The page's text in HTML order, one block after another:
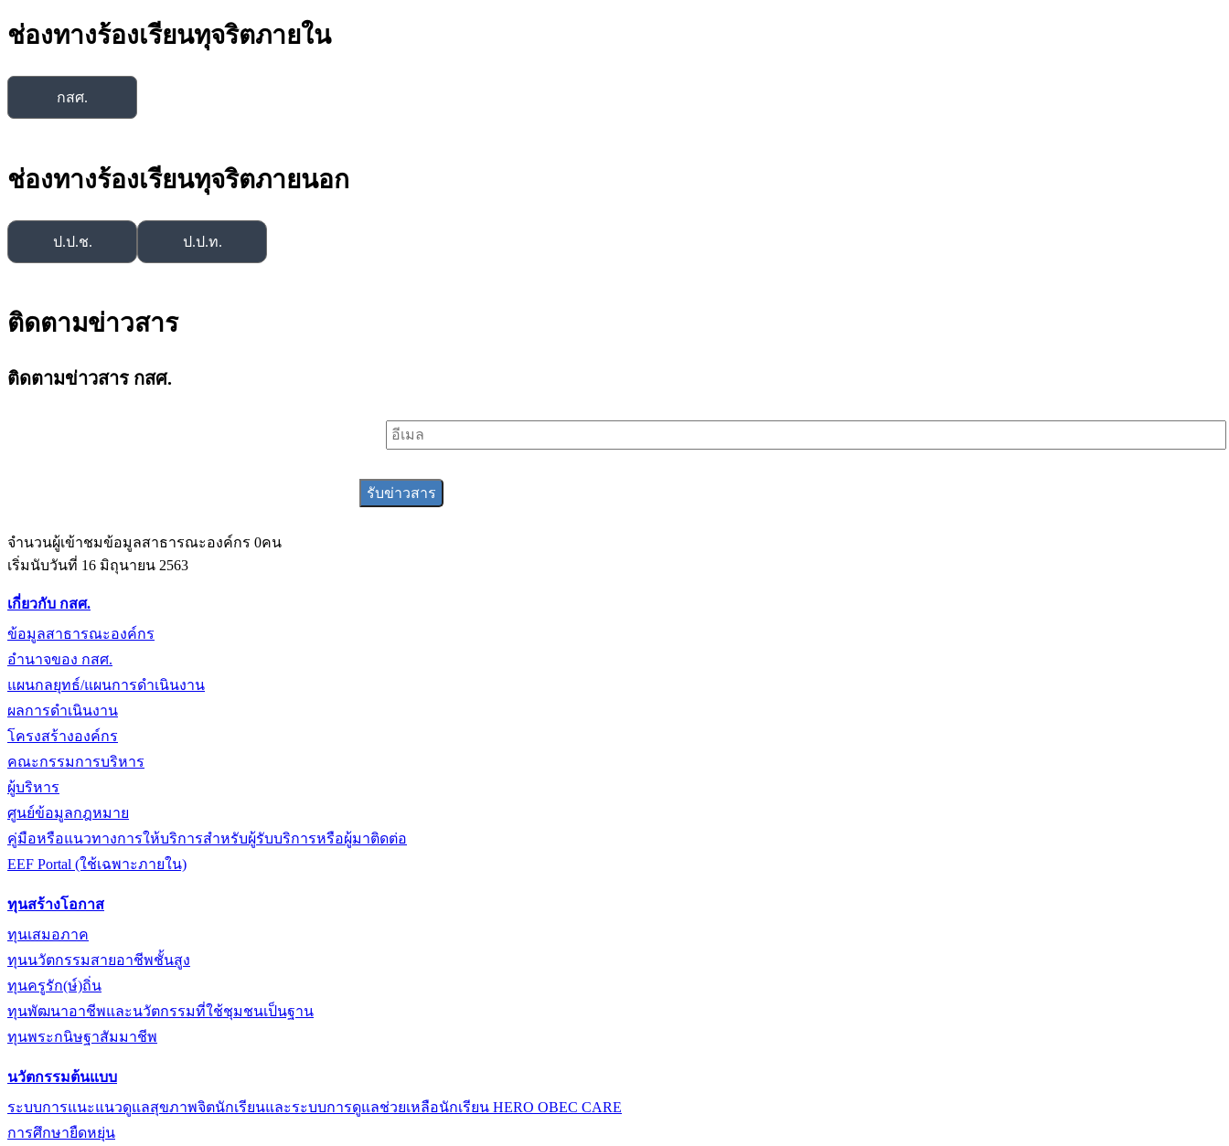
ช่องทางร้องเรียนทุจริตภายใน
กสศ.
ช่องทางร้องเรียนทุจริตภายนอก
ป.ป.ช. ป.ป.ท.
ติดตามข่าวสาร
ติดตามข่าวสาร กสศ.
จำนวนผู้เข้าชมข้อมูลสาธารณะองค์กร 0คน
เริ่มนับวันที่ 16 มิถุนายน 2563
เกี่ยวกับ กสศ.
ข้อมูลสาธารณะองค์กร
อำนาจของ กสศ.
แผนกลยุทธ์/แผนการดำเนินงาน
ผลการดำเนินงาน
โครงสร้างองค์กร
คณะกรรมการบริหาร
ผู้บริหาร
ศูนย์ข้อมูลกฎหมาย
คู่มือหรือแนวทางการให้บริการสำหรับผู้รับบริการหรือผู้มาติดต่อ
EEF Portal (ใช้เฉพาะภายใน)
ทุนสร้างโอกาส
ทุนเสมอภาค
ทุนนวัตกรรมสายอาชีพชั้นสูง
ทุนครูรัก(ษ์)ถิ่น
ทุนพัฒนาอาชีพและนวัตกรรมที่ใช้ชุมชนเป็นฐาน
ทุนพระกนิษฐาสัมมาชีพ
นวัตกรรมต้นแบบ
ระบบการแนะแนวดูแลสุขภาพจิตนักเรียนและระบบการดูแลช่วยเหลือนักเรียน HERO OBEC CARE
การศึกษายืดหยุ่น